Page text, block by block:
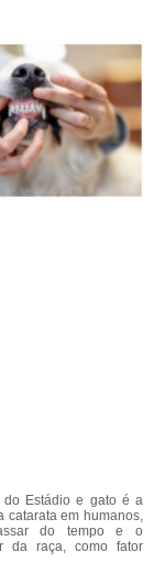
do Estádio e gato é a
catarata em humanos,
do tempo e o
da raça, como fator